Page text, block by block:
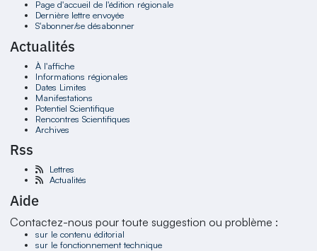
Page d'accueil de l'édition régionale
Dernière lettre envoyée
S'abonner/se désabonner
Actualités
À l'affiche
Informations régionales
Dates Limites
Manifestations
Potentiel Scientifique
Rencontres Scientifiques
Archives
Rss
Lettres
Actualités
Aide
Contactez-nous pour toute suggestion ou problème :
sur le contenu éditorial
sur le fonctionnement technique